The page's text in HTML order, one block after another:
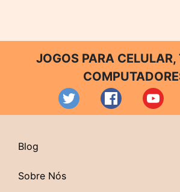
JOGOS PARA CELULAR,
Blog
Sobre Nós